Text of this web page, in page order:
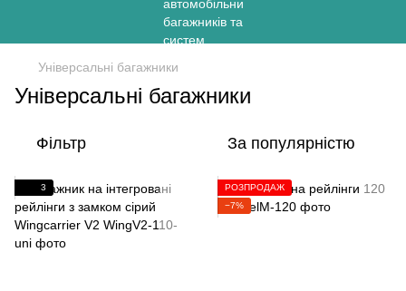
Універсальні багажники
Універсальні багажники
Фільтр За популярністю
3
РОЗПРОДАЖ
−7%